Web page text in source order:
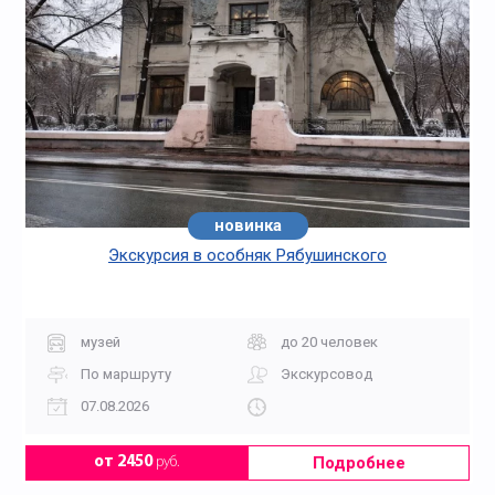
новинка
Экскурсия в особняк Рябушинского
музей
до 20 человек
По маршруту
Экскурсовод
07.08.2026
от 2450руб. Подробнее